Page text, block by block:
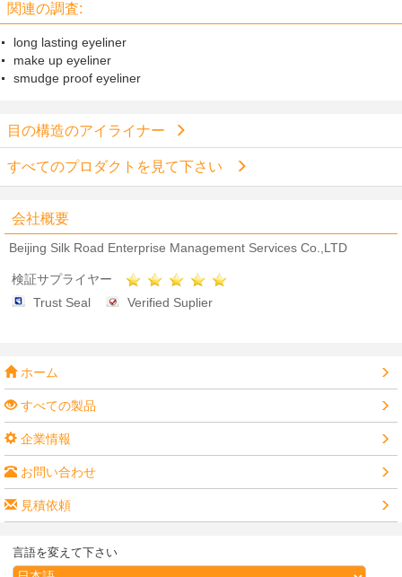
関連の調査:
long lasting eyeliner
make up eyeliner
smudge proof eyeliner
目の構造のアイライナー
すべてのプロダクトを見て下さい
会社概要
Beijing Silk Road Enterprise Management Services Co.,LTD
検証サプライヤー
Trust Seal
Verified Suplier
ホーム
すべての製品
企業情報
お問い合わせ
見積依頼
言語を変えて下さい